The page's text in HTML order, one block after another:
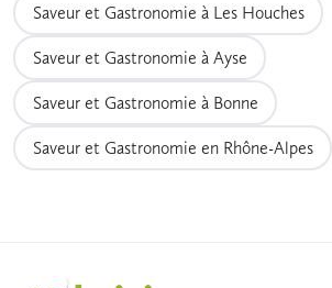
Saveur et Gastronomie à Les Houches
Saveur et Gastronomie à Ayse
Saveur et Gastronomie à Bonne
Saveur et Gastronomie en Rhône-Alpes